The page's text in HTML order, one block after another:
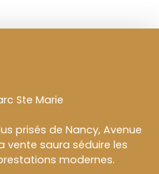
Ste Marie
prisés de Nancy, Avenue
vente saura séduire les
modernes.